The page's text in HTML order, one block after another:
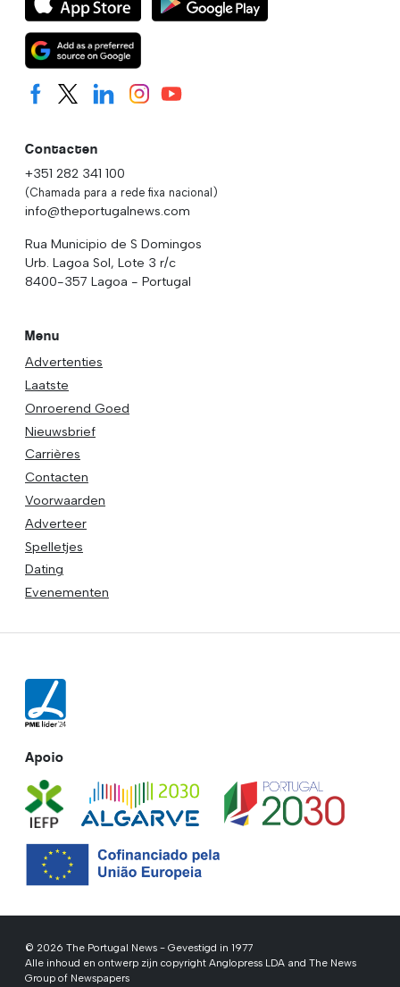
Contacten
+351 282 341 100
(Chamada para a rede fixa nacional)
info@theportugalnews.com
Rua Municipio de S Domingos
Urb. Lagoa Sol, Lote 3 r/c
8400-357 Lagoa - Portugal
Menu
Advertenties
Laatste
Onroerend Goed
Nieuwsbrief
Carrières
Contacten
Voorwaarden
Adverteer
Spelletjes
Dating
Evenementen
Apoio
© 2026 The Portugal News - Gevestigd in 1977
Alle inhoud en ontwerp zijn copyright Anglopress LDA and The News
Group of Newspapers